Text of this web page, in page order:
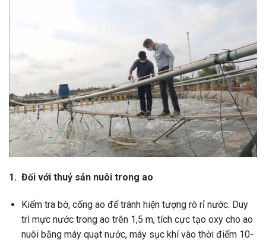
1. Đối với thuỷ sản nuôi trong ao
Kiểm tra bờ, cống ao để tránh hiện tượng rò rỉ nước. Duy
trì mực nước trong ao trên 1,5 m, tích cực tạo oxy cho ao
nuôi bằng máy quạt nước, máy sục khí vào thời điểm 10-